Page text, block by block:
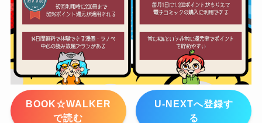
BOOK☆WALKER
で読む
U-NEXTへ登録す
る